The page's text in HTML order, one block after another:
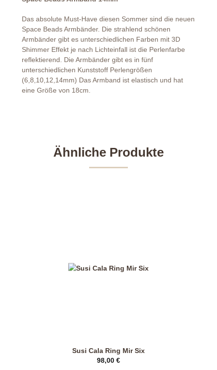
Das absolute Must-Have diesen Sommer sind die neuen
Space Beads Armbänder. Die strahlend schönen
Armbänder gibt es unterschiedlichen Farben mit 3D
Shimmer Effekt je nach Lichteinfall ist die Perlenfarbe
reflektierend. Die Armbänder gibt es in fünf
unterschiedlichen Kunststoff Perlengrößen
(6,8,10,12,14mm) Das Armband ist elastisch und hat
eine Größe von 18cm.
Ähnliche Produkte
Susi Cala Ring Mir Six
98,00 €